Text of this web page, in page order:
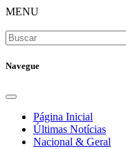
MENU
Navegue
Página Inicial
Últimas Notícias
Nacional & Geral